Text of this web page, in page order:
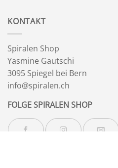
KONTAKT
Spiralen Shop
Yasmine Gautschi
3095 Spiegel bei Bern
info@spiralen.ch
FOLGE SPIRALEN SHOP